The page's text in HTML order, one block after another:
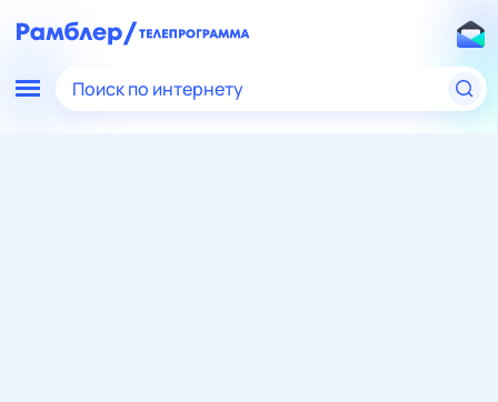
Поиск по интернету